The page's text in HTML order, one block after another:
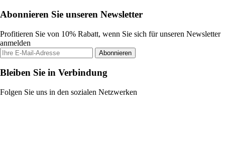
Abonnieren Sie unseren Newsletter
Profitieren Sie von 10% Rabatt, wenn Sie sich für unseren Newsletter
anmelden
Abonnieren
Bleiben Sie in Verbindung
Folgen Sie uns in den sozialen Netzwerken